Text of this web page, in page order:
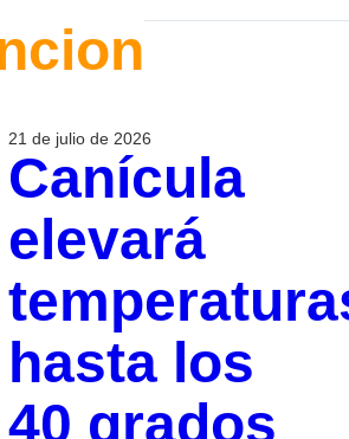
21 de julio de 2026
Canícula
elevará
hasta los
40 grados